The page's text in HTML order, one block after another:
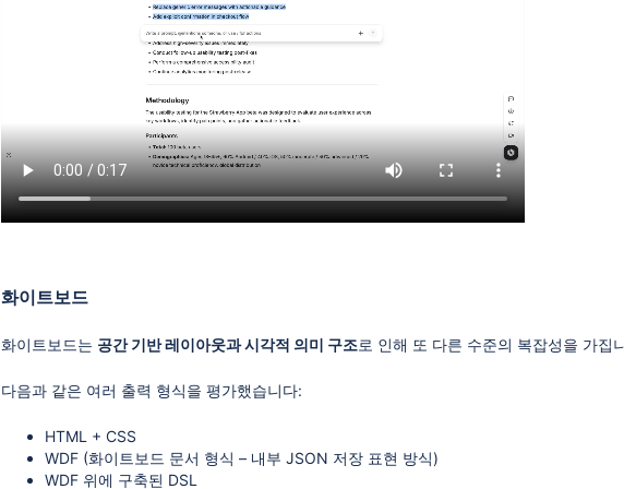
화이트보드
화이트보드는 공간 기반 레이아웃과 시각적 의미 구조로 인해 또 다른 수준의 복잡성을 가집
다음과 같은 여러 출력 형식을 평가했습니다:
HTML + CSS
WDF (화이트보드 문서 형식 – 내부 JSON 저장 표현 방식)
WDF 위에 구축된 DSL